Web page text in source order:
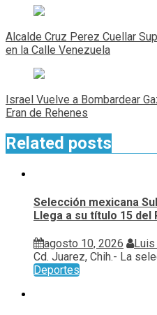
Navegación
de
entradas
Alcalde Cruz Perez Cuellar
en la Calle Venezuela
Israel Vuelve a Bombardear
Eran de Rehenes
Related posts
Selección mexicana
Llega a su título 15
agosto 10, 2026 Luis
Cd. Juarez, Chih.- La
Deportes